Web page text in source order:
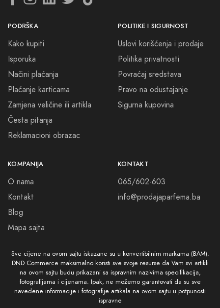
svijet luksuza i dopustite da vas obuzme jedinstvena aroma koja će
Posetite našu stranicu još danas i pronađite svoj mirisni savršenstvo uz
Dior Sauvage Economic.
PODRŠKA
Kako kupiti
Isporuka
Načini plaćanja
Plaćanje karticama
Zamjena veličine ili artikla
Česta pitanja
Reklamacioni obrazac
POLITIKE I SIGURNOST
Uslovi korišćenja i prodaje
Politika privatnosti
Povraćaj sredstava
Pravo na odustajanje
Sigurna kupovina
KOMPANIJA
O nama
Kontakt
Blog
Mapa sajta
KONTAKT
065/602-603
info@prodajaparfema.ba
Sve cijene na ovom sajtu iskazane su u konvertibilnim markama (BAM).
DND Commerce maksimalno koristi sve svoje resurse da Vam svi artikli
na ovom sajtu budu prikazani sa ispravnim nazivima specifikacija,
fotografijama i cijenama. Ipak, ne možemo garantovati da su sve
navedene informacije i fotografije artikala na ovom sajtu u potpunosti
ispravne